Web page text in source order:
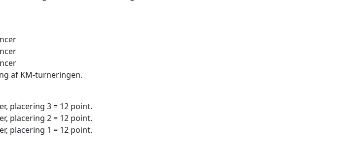
af KM-turneringen.
placering 3 = 12 point.
placering 2 = 12 point.
placering 1 = 12 point.